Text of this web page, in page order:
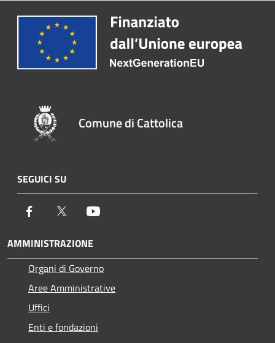
Comune di Cattolica
SEGUICI SU
Facebook Twitter
AMMINISTRAZIONE
Organi di Governo
Aree Amministrative
Uffici
Enti e fondazioni